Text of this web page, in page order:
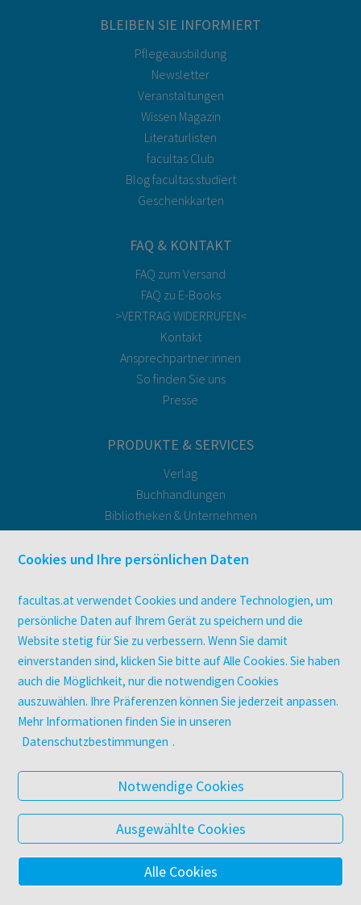
BLEIBEN SIE INFORMIERT
Pflegeausbildung
Newsletter
Veranstaltungen
Wissen Magazin
Literaturlisten
facultas Club
Blog facultas.studiert
Geschenkkarten
FAQ & KONTAKT
FAQ zum Versand
FAQ zu E-Books
>VERTRAG WIDERRUFEN<
Kontakt
Ansprechpartner:innen
So finden Sie uns
Presse
PRODUKTE & SERVICES
Verlag
Buchhandlungen
Bibliotheken & Unternehmen
Druckerei facultas druckt.
Zeitschriften
Digitale Angebote
UNTERNEHMEN
Über facultas
facultas Kooperationen
Arbeiten bei facultas
Datenschutz & Cookies
AGB
Barrierefreiheit
© 2025 Facultas Verlags- und Buchhandels AG
Cookies und Ihre persönlichen Daten
facultas.at verwendet Cookies und andere Technologien, um
persönliche Daten auf Ihrem Gerät zu speichern und die
Website stetig für Sie zu verbessern. Wenn Sie damit
einverstanden sind, klicken Sie bitte auf Alle Cookies. Sie haben
auch die Möglichkeit, nur die notwendigen Cookies
auszuwählen. Ihre Präferenzen können Sie jederzeit anpassen.
Mehr Informationen finden Sie in unseren
Datenschutzbestimmungen .
Notwendige Cookies
Ausgewählte Cookies
Alle Cookies